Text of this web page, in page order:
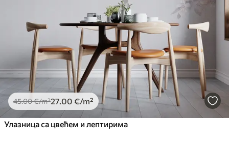
45.00€/m²27 .00 €/m²
Улазница са цвећем и лептирима